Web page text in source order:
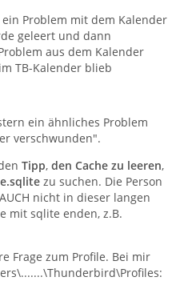
Problem mit dem Kalender
geleert und dann
aus dem Kalender
TB-Kalender blieb
ein ähnliches Problem
verschwunden".
Tipp, den Cache zu leeren,
zu suchen. Die Person
nicht in dieser langen
mit sqlite enden, z.B.
Frage zum Profile. Bei mir